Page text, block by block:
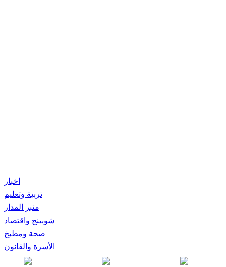
اخبار
تربية وتعليم
منبر المدار
شوبينج واقتصاد
صحة ومطبخ
الأسرة والقانون